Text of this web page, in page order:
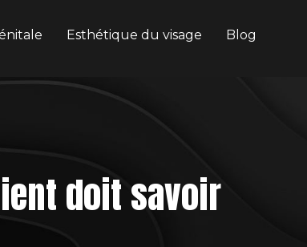
Esthétique du visage Blog
doit savoir